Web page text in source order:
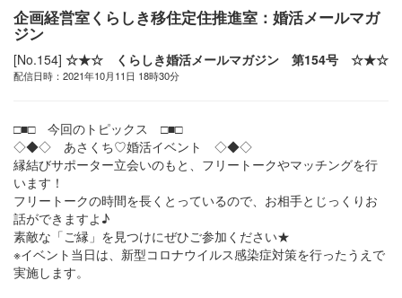
企画経営室くらしき移住定住推進室：婚活メールマガ
ジン
[No.154] ☆★☆ くらしき婚活メールマガジン 第154号 ☆★☆
配信日時：2021年10月11日 18時30分
□■□ 今回のトピックス □■□
◇◆◇ あさくち♡婚活イベント ◇◆◇
縁結びサポーター立会いのもと、フリートークやマッチングを行
います！
フリートークの時間を長くとっているので、お相手とじっくりお
話ができますよ♪
素敵な「ご縁」を見つけにぜひご参加ください★
※イベント当日は、新型コロナウイルス感染症対策を行ったうえで
実施します。